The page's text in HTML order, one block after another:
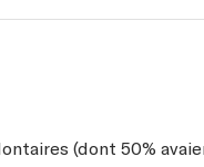
(dont 50%